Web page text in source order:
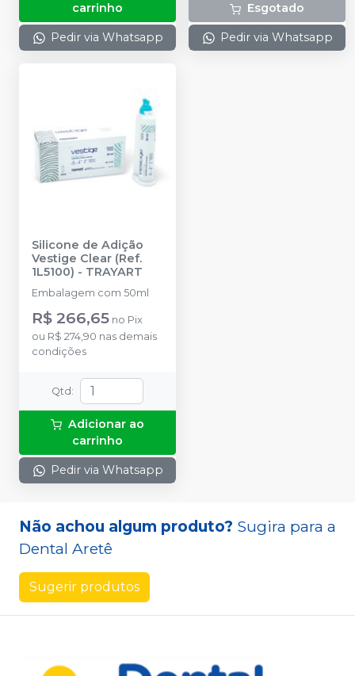
carrinho
Pedir via Whatsapp
Esgotado
Pedir via Whatsapp
Silicone de Adição
Vestige Clear (Ref.
1L5100) - TRAYART
Embalagem com 50ml
R$ 266,65 no Pix
ou R$ 274,90 nas demais
condições
Qtd :
Adicionar ao
carrinho
Pedir via Whatsapp
Não achou algum produto? Sugira para a
Dental Aretê
Sugerir produtos